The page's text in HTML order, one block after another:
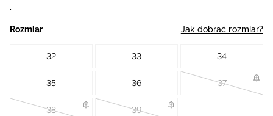
Rozmiar Jak dobrać rozmiar?
32 33 34
35 36 37
38 39